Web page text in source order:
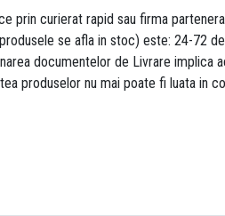
prin curierat rapid sau firma
se afla in stoc) este: 24-72
documentelor de Livrare
produselor nu mai poate fi luata in